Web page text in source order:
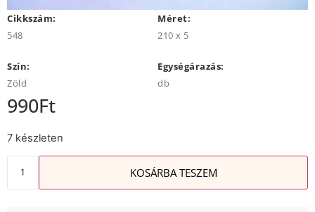
Cikkszám:
548
Méret:
210 x 5
Szín:
Zöld
Egységárazás:
db
990Ft
7 készleten
KOSÁRBA TESZEM